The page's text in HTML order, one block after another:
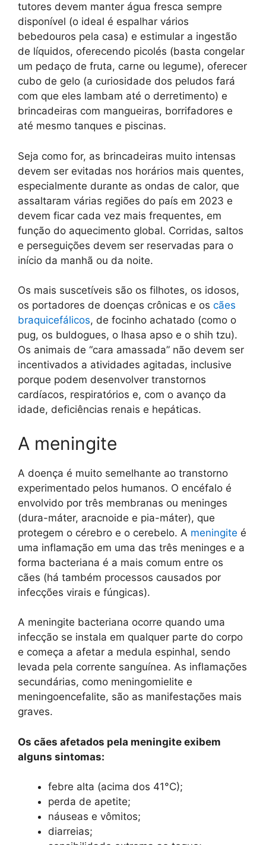
tutores devem manter água fresca sempre
disponível (o ideal é espalhar vários
bebedouros pela casa) e estimular a ingestão
de líquidos, oferecendo picolés (basta congelar
um pedaço de fruta, carne ou legume), oferecer
cubo de gelo (a curiosidade dos peludos fará
com que eles lambam até o derretimento) e
brincadeiras com mangueiras, borrifadores e
até mesmo tanques e piscinas.
Seja como for, as brincadeiras muito intensas
devem ser evitadas nos horários mais quentes,
especialmente durante as ondas de calor, que
assaltaram várias regiões do país em 2023 e
devem ficar cada vez mais frequentes, em
função do aquecimento global. Corridas, saltos
e perseguições devem ser reservadas para o
início da manhã ou da noite.
Os mais suscetíveis são os filhotes, os idosos,
os portadores de doenças crônicas e os cães
braquicefálicos, de focinho achatado (como o
pug, os buldogues, o lhasa apso e o shih tzu).
Os animais de “cara amassada” não devem ser
incentivados a atividades agitadas, inclusive
porque podem desenvolver transtornos
cardíacos, respiratórios e, com o avanço da
idade, deficiências renais e hepáticas.
A meningite
A doença é muito semelhante ao transtorno
experimentado pelos humanos. O encéfalo é
envolvido por três membranas ou meninges
(dura-máter, aracnoide e pia-máter), que
protegem o cérebro e o cerebelo. A meningite é
uma inflamação em uma das três meninges e a
forma bacteriana é a mais comum entre os
cães (há também processos causados por
infecções virais e fúngicas).
A meningite bacteriana ocorre quando uma
infecção se instala em qualquer parte do corpo
e começa a afetar a medula espinhal, sendo
levada pela corrente sanguínea. As inflamações
secundárias, como meningomielite e
meningoencefalite, são as manifestações mais
graves.
Os cães afetados pela meningite exibem
alguns sintomas:
febre alta (acima dos 41°C);
perda de apetite;
náuseas e vômitos;
diarreias;